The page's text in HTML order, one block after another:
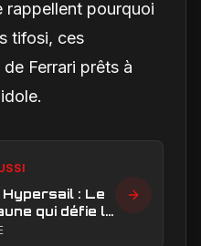
rappellent pourquoi
tifosi, ces
Ferrari prêts à
: Le
qui défie le
vitesse et en